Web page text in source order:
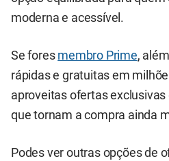
moderna e acessível.
Se fores membro Prime,
rápidas e gratuitas em
aproveitas ofertas
que tornam a compra ainda
Podes ver outras opções de